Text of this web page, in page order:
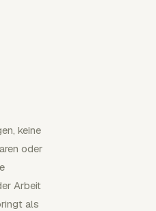
keine
oder
Arbeit
als